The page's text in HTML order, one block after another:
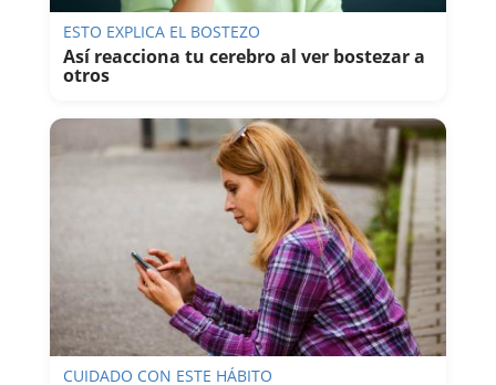
ESTO EXPLICA EL BOSTEZO
Así reacciona tu cerebro al ver bostezar a
otros
CUIDADO CON ESTE HÁBITO